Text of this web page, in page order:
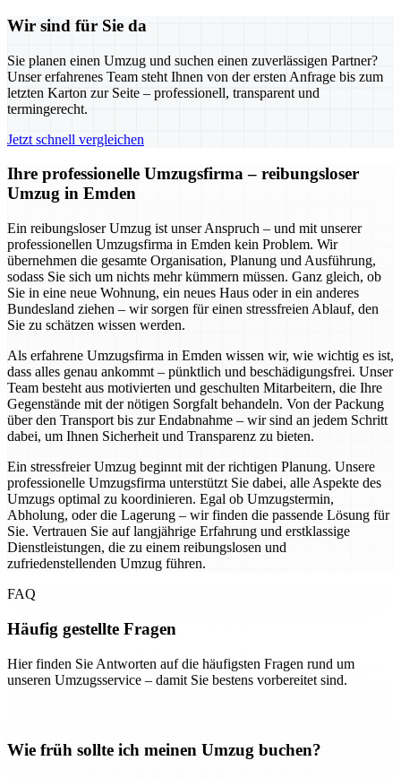
Wir sind für Sie da
Sie planen einen Umzug und suchen einen zuverlässigen Partner?
Unser erfahrenes Team steht Ihnen von der ersten Anfrage bis zum
letzten Karton zur Seite – professionell, transparent und
termingerecht.
Jetzt schnell vergleichen
Ihre professionelle Umzugsfirma – reibungsloser
Umzug in Emden
Ein reibungsloser Umzug ist unser Anspruch – und mit unserer
professionellen Umzugsfirma in Emden kein Problem. Wir
übernehmen die gesamte Organisation, Planung und Ausführung,
sodass Sie sich um nichts mehr kümmern müssen. Ganz gleich, ob
Sie in eine neue Wohnung, ein neues Haus oder in ein anderes
Bundesland ziehen – wir sorgen für einen stressfreien Ablauf, den
Sie zu schätzen wissen werden.
Als erfahrene Umzugsfirma in Emden wissen wir, wie wichtig es ist,
dass alles genau ankommt – pünktlich und beschädigungsfrei. Unser
Team besteht aus motivierten und geschulten Mitarbeitern, die Ihre
Gegenstände mit der nötigen Sorgfalt behandeln. Von der Packung
über den Transport bis zur Endabnahme – wir sind an jedem Schritt
dabei, um Ihnen Sicherheit und Transparenz zu bieten.
Ein stressfreier Umzug beginnt mit der richtigen Planung. Unsere
professionelle Umzugsfirma unterstützt Sie dabei, alle Aspekte des
Umzugs optimal zu koordinieren. Egal ob Umzugstermin,
Abholung, oder die Lagerung – wir finden die passende Lösung für
Sie. Vertrauen Sie auf langjährige Erfahrung und erstklassige
Dienstleistungen, die zu einem reibungslosen und
zufriedenstellenden Umzug führen.
FAQ
Häufig gestellte Fragen
Hier finden Sie Antworten auf die häufigsten Fragen rund um
unseren Umzugsservice – damit Sie bestens vorbereitet sind.
Wie früh sollte ich meinen Umzug buchen?